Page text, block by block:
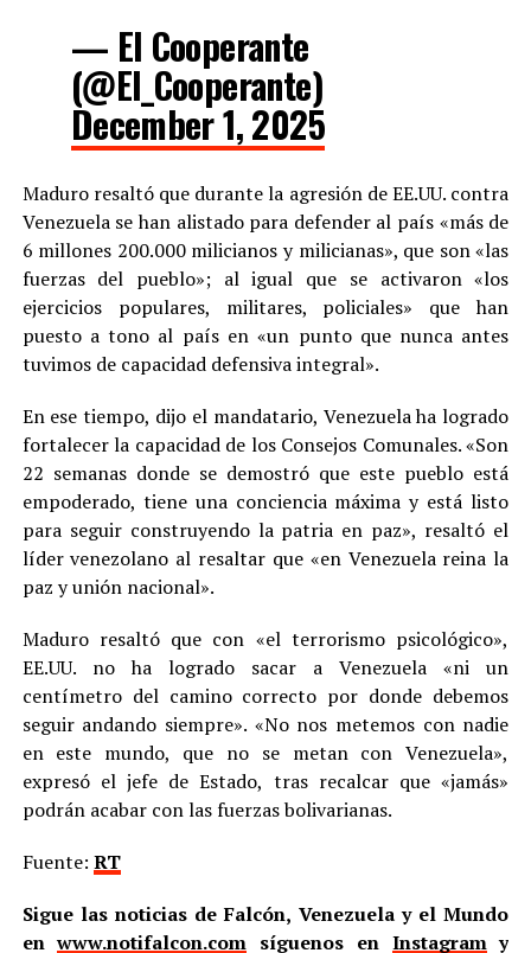
— El Cooperante
(@El_Cooperante)
December 1, 2025
Maduro resaltó que durante la agresión de EE.UU. contra
Venezuela se han alistado para defender al país «más de
6 millones 200.000 milicianos y milicianas», que son «las
fuerzas del pueblo»; al igual que se activaron «los
ejercicios populares, militares, policiales» que han
puesto a tono al país en «un punto que nunca antes
tuvimos de capacidad defensiva integral».
En ese tiempo, dijo el mandatario, Venezuela ha logrado
fortalecer la capacidad de los Consejos Comunales. «Son
22 semanas donde se demostró que este pueblo está
empoderado, tiene una conciencia máxima y está listo
para seguir construyendo la patria en paz», resaltó el
líder venezolano al resaltar que «en Venezuela reina la
paz y unión nacional».
Maduro resaltó que con «el terrorismo psicológico»,
EE.UU. no ha logrado sacar a Venezuela «ni un
centímetro del camino correcto por donde debemos
seguir andando siempre». «No nos metemos con nadie
en este mundo, que no se metan con Venezuela»,
expresó el jefe de Estado, tras recalcar que «jamás»
podrán acabar con las fuerzas bolivarianas.
Fuente: RT
Sigue las noticias de Falcón, Venezuela y el Mundo
enwww.notifalcon.com síguenos en Instagramy